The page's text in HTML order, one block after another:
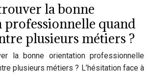
la bonne
quand
plusieurs métiers ?
la bonne orientation professionnelle
plusieurs métiers ? L’hésitation face à